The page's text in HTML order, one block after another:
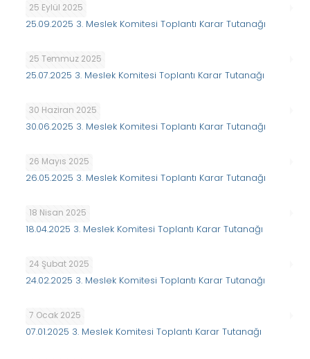
25 Eylül 2025
25.09.2025 3. Meslek Komitesi Toplantı Karar Tutanağı
25 Temmuz 2025
25.07.2025 3. Meslek Komitesi Toplantı Karar Tutanağı
30 Haziran 2025
30.06.2025 3. Meslek Komitesi Toplantı Karar Tutanağı
26 Mayıs 2025
26.05.2025 3. Meslek Komitesi Toplantı Karar Tutanağı
18 Nisan 2025
18.04.2025 3. Meslek Komitesi Toplantı Karar Tutanağı
24 Şubat 2025
24.02.2025 3. Meslek Komitesi Toplantı Karar Tutanağı
7 Ocak 2025
07.01.2025 3. Meslek Komitesi Toplantı Karar Tutanağı